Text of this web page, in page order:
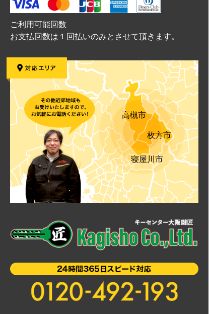
ご利用可能回数
お支払回数は１回払いのみとさせて頂きます。
高槻市
枚方市
寝屋川市